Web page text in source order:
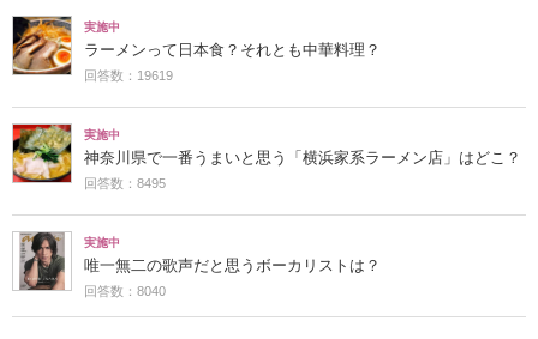
実施中
ラーメンって日本食？それとも中華料理？
回答数：19619
実施中
神奈川県で一番うまいと思う「横浜家系ラーメン店」はどこ？
回答数：8495
実施中
唯一無二の歌声だと思うボーカリストは？
回答数：8040